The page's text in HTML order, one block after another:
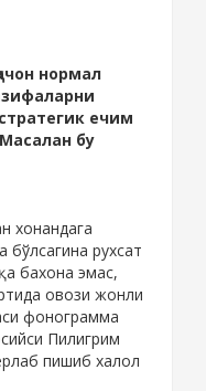
нормал
ечим
бу
хонандага
рухсат
бахона эмас,
овози жонли
фонограмма
Пилигрим
пишиб халол